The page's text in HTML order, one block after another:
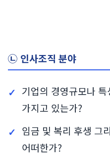
㉡ 인사조직 분야
기업의 경영규모나
가지고 있는가?
임금 및 복리 후생 그
어떠한가?